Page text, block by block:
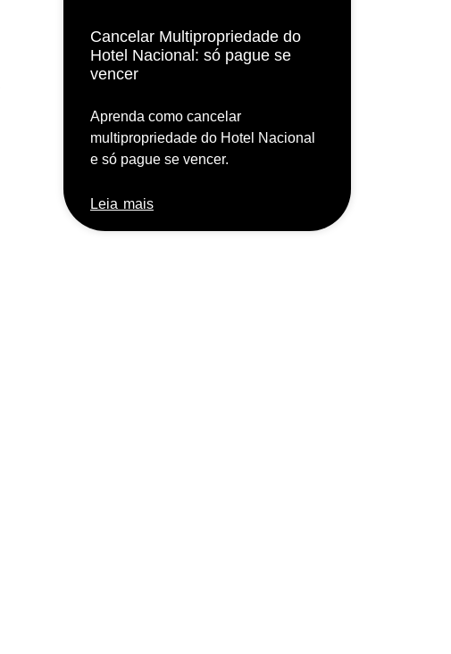
Cancelar Multipropriedade do
Hotel Nacional: só pague se
vencer
Aprenda como cancelar
multipropriedade do Hotel Nacional
e só pague se vencer.
Leia mais